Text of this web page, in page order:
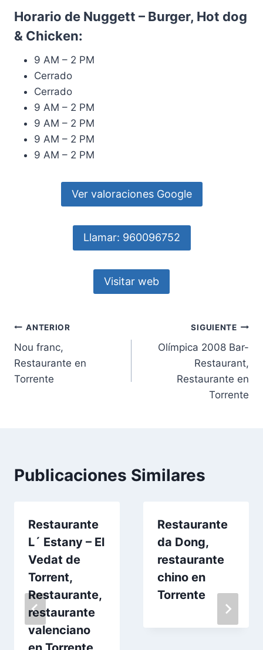
Horario de Nuggett – Burger, Hot dog
& Chicken:
9 AM – 2 PM
Cerrado
Cerrado
9 AM – 2 PM
9 AM – 2 PM
9 AM – 2 PM
9 AM – 2 PM
Ver valoraciones Google
Llamar: 960096752
Visitar web
Navegación
de
entradas
ANTERIOR
Nou franc,
Restaurante en
Torrente
SIGUIENTE
Olímpica 2008 Bar-
Restaurant,
Restaurante en
Torrente
Publicaciones Similares
Restaurante
L´ Estany – El
Vedat de
Torrent,
Restaurante,
restaurante
valenciano
Restaurante
da Dong,
restaurante
chino en
Torrente